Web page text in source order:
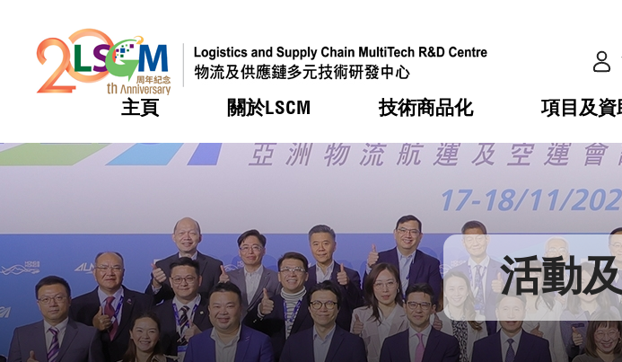
主頁 關於LSCM
熱門 機構簡介
組織架構
組織架構
董事局
研究顧問
技術商品化
熱門 服務
可獲授權之技術
應用於公共服務之創新技術
重點項目
項目及資
熱門 合作計劃
資助計劃
資助計劃
稅務優惠
申請
評審
熱門 活動
獎項
新聞中心
媒體報導
新聞稿
熱門 會籍及服務
會員列表
會員登入 活動